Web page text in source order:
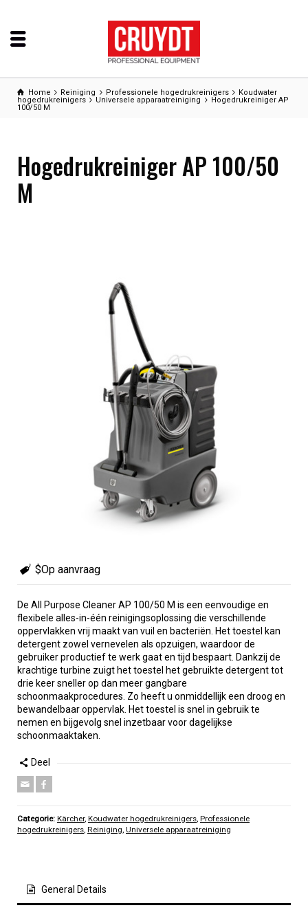
Home Reiniging Professionele hogedrukreinigers
Koudwater
hogedrukreinigers
Universele apparaatreiniging
Hogedrukreiniger AP
100/50 M
Hogedrukreiniger AP 100/50
M
$Op aanvraag
De All Purpose Cleaner AP 100/50 M is een eenvoudige en
flexibele alles-in-één reinigingsoplossing die verschillende
oppervlakken vrij maakt van vuil en bacteriën. Het toestel kan
detergent zowel vernevelen als opzuigen, waardoor de
gebruiker productief te werk gaat en tijd bespaart. Dankzij de
krachtige turbine zuigt het toestel het gebruikte detergent tot
drie keer sneller op dan meer gangbare
schoonmaakprocedures. Zo heeft u onmiddellijk een droog en
bewandelbaar oppervlak. Het toestel is snel in gebruik te
nemen en bijgevolg snel inzetbaar voor dagelijkse
schoonmaaktaken.
Deel
Categorie: Kärcher, Koudwater hogedrukreinigers, Professionele
hogedrukreinigers, Reiniging, Universele apparaatreiniging
General Details